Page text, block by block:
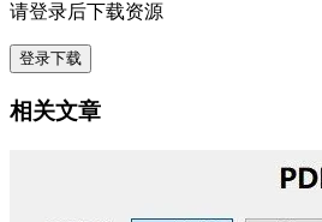
请登录后下载资源
登录下载
相关文章